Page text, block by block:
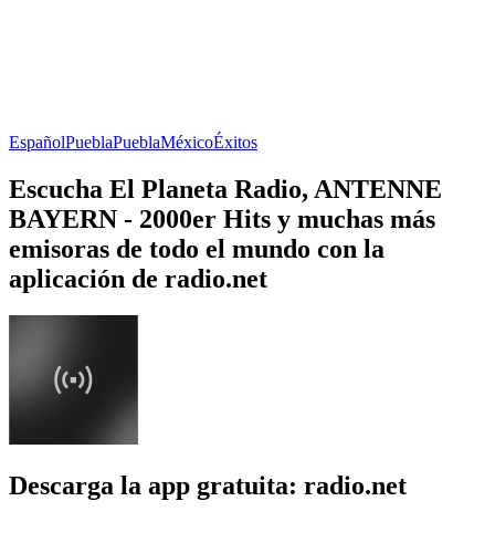
EspañolPueblaPueblaMéxicoÉxitos
Escucha El Planeta Radio, ANTENNE
BAYERN - 2000er Hits y muchas más
emisoras de todo el mundo con la
aplicación de radio.net
Descarga la app gratuita: radio.net